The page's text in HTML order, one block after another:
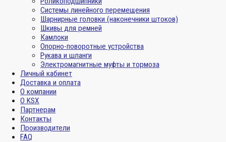
Системы линейного перемещения
Шарнирные головки (наконечники штоков)
Шкивы для ремней
Камлоки
Опорно-поворотные устройства
Рукава и шланги
Электромагнитные муфты и тормоза
Личный кабинет
Доставка и оплата
О компании
О KSX
Партнерам
Контакты
Производители
FAQ